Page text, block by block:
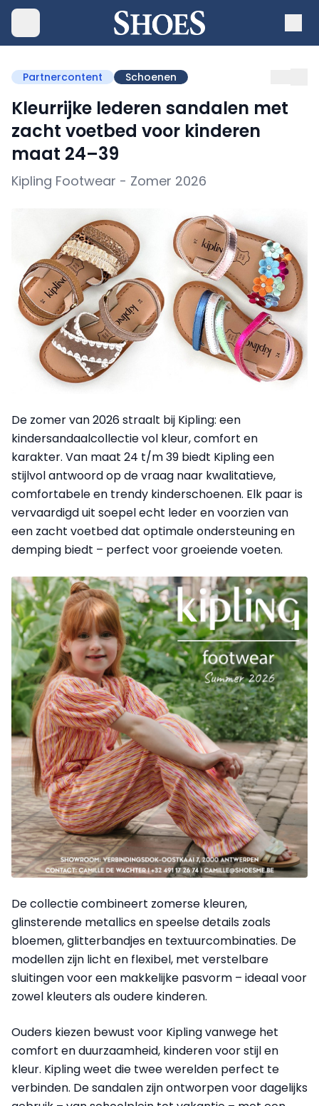
Partnercontent Schoenen
Kleurrijke lederen sandalen met
zacht voetbed voor kinderen
maat 24–39
Kipling Footwear - Zomer 2026
De zomer van 2026 straalt bij Kipling: een
kindersandaalcollectie vol kleur, comfort en
karakter. Van maat 24 t/m 39 biedt Kipling een
stijlvol antwoord op de vraag naar kwalitatieve,
comfortabele en trendy kinderschoenen. Elk paar is
vervaardigd uit soepel echt leder en voorzien van
een zacht voetbed dat optimale ondersteuning en
demping biedt – perfect voor groeiende voeten.
De collectie combineert zomerse kleuren,
glinsterende metallics en speelse details zoals
bloemen, glitterbandjes en textuurcombinaties. De
modellen zijn licht en flexibel, met verstelbare
sluitingen voor een makkelijke pasvorm – ideaal voor
zowel kleuters als oudere kinderen.
Ouders kiezen bewust voor Kipling vanwege het
comfort en duurzaamheid, kinderen voor stijl en
kleur. Kipling weet die twee werelden perfect te
verbinden. De sandalen zijn ontworpen voor dagelijks